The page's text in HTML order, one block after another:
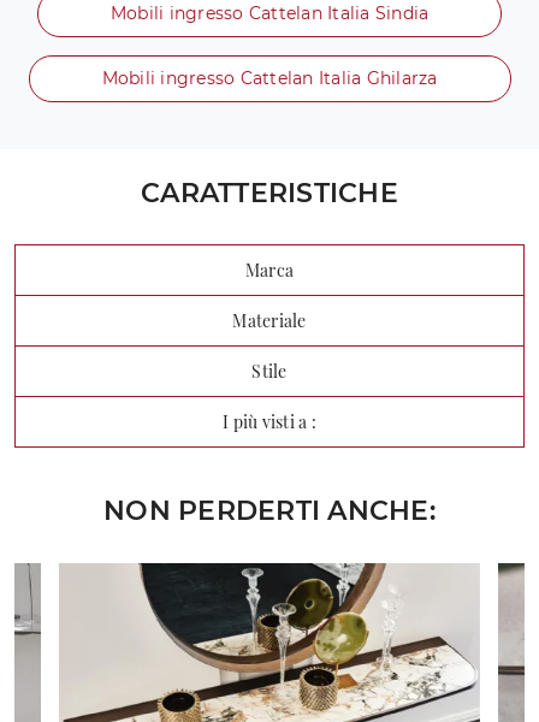
Mobili ingresso Cattelan Italia Sindia
Mobili ingresso Cattelan Italia Ghilarza
CARATTERISTICHE
Marca
Materiale
Stile
I più visti a :
NON PERDERTI ANCHE: